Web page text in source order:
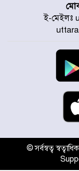
ই-মেইলঃ
© সর্বস্বত্ব